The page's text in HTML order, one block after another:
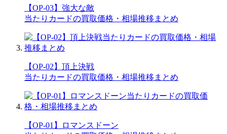
【OP-03】強大な敵
当たりカードの買取価格・相場推移まとめ
【OP-02】頂上決戦
当たりカードの買取価格・相場推移まとめ
【OP-01】ロマンスドーン